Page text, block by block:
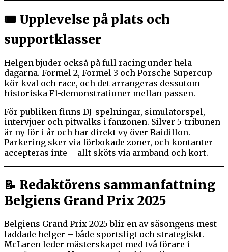
🎟 Upplevelse på plats och
supportklasser
Helgen bjuder också på full racing under hela
dagarna. Formel 2, Formel 3 och Porsche Supercup
kör kval och race, och det arrangeras dessutom
historiska F1-demonstrationer mellan passen.
För publiken finns DJ-spelningar, simulatorspel,
intervjuer och pitwalks i fanzonen. Silver 5-tribunen
är ny för i år och har direkt vy över Raidillon.
Parkering sker via förbokade zoner, och kontanter
accepteras inte – allt sköts via armband och kort.
📝 Redaktörens sammanfattning
Belgiens Grand Prix 2025
Belgiens Grand Prix 2025 blir en av säsongens mest
laddade helger – både sportsligt och strategiskt.
McLaren leder mästerskapet med två förare i